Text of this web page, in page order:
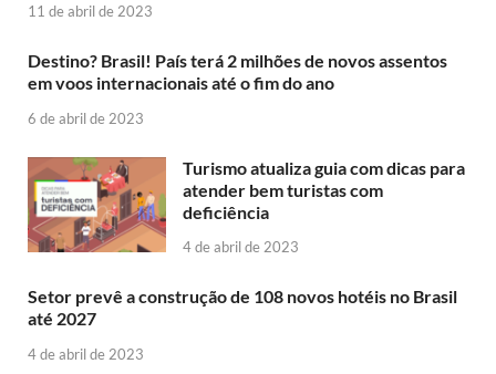
11 de abril de 2023
Destino? Brasil! País terá 2 milhões de novos assentos
em voos internacionais até o fim do ano
6 de abril de 2023
Turismo atualiza guia com dicas para
atender bem turistas com
deficiência
4 de abril de 2023
Setor prevê a construção de 108 novos hotéis no Brasil
até 2027
4 de abril de 2023